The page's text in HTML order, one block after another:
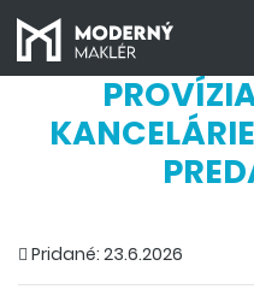
Pridané: 23.6.2026